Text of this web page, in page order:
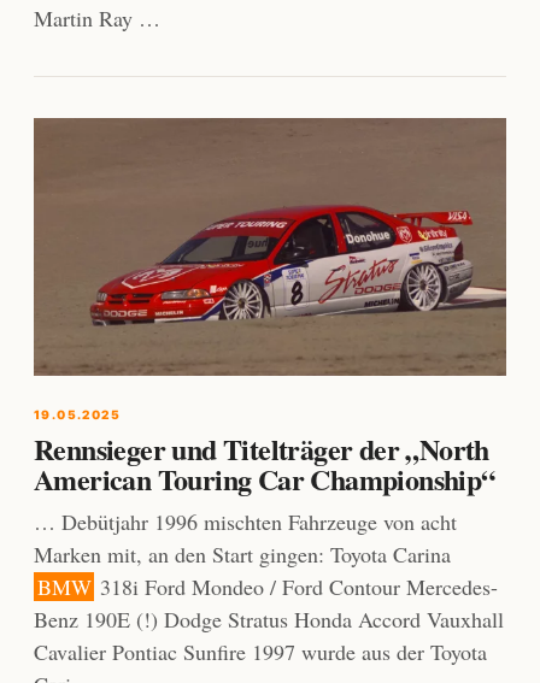
Martin Ray …
19.05.2025
Rennsieger und Titelträger der „North
American Touring Car Championship“
… Debütjahr 1996 mischten Fahrzeuge von acht
Marken mit, an den Start gingen: Toyota Carina
BMW 318i Ford Mondeo / Ford Contour Mercedes-
Benz 190E (!) Dodge Stratus Honda Accord Vauxhall
Cavalier Pontiac Sunfire 1997 wurde aus der Toyota